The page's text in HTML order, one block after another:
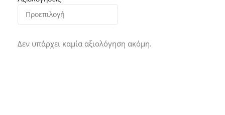
Δεν υπάρχει καμία αξιολόγηση ακόμη.